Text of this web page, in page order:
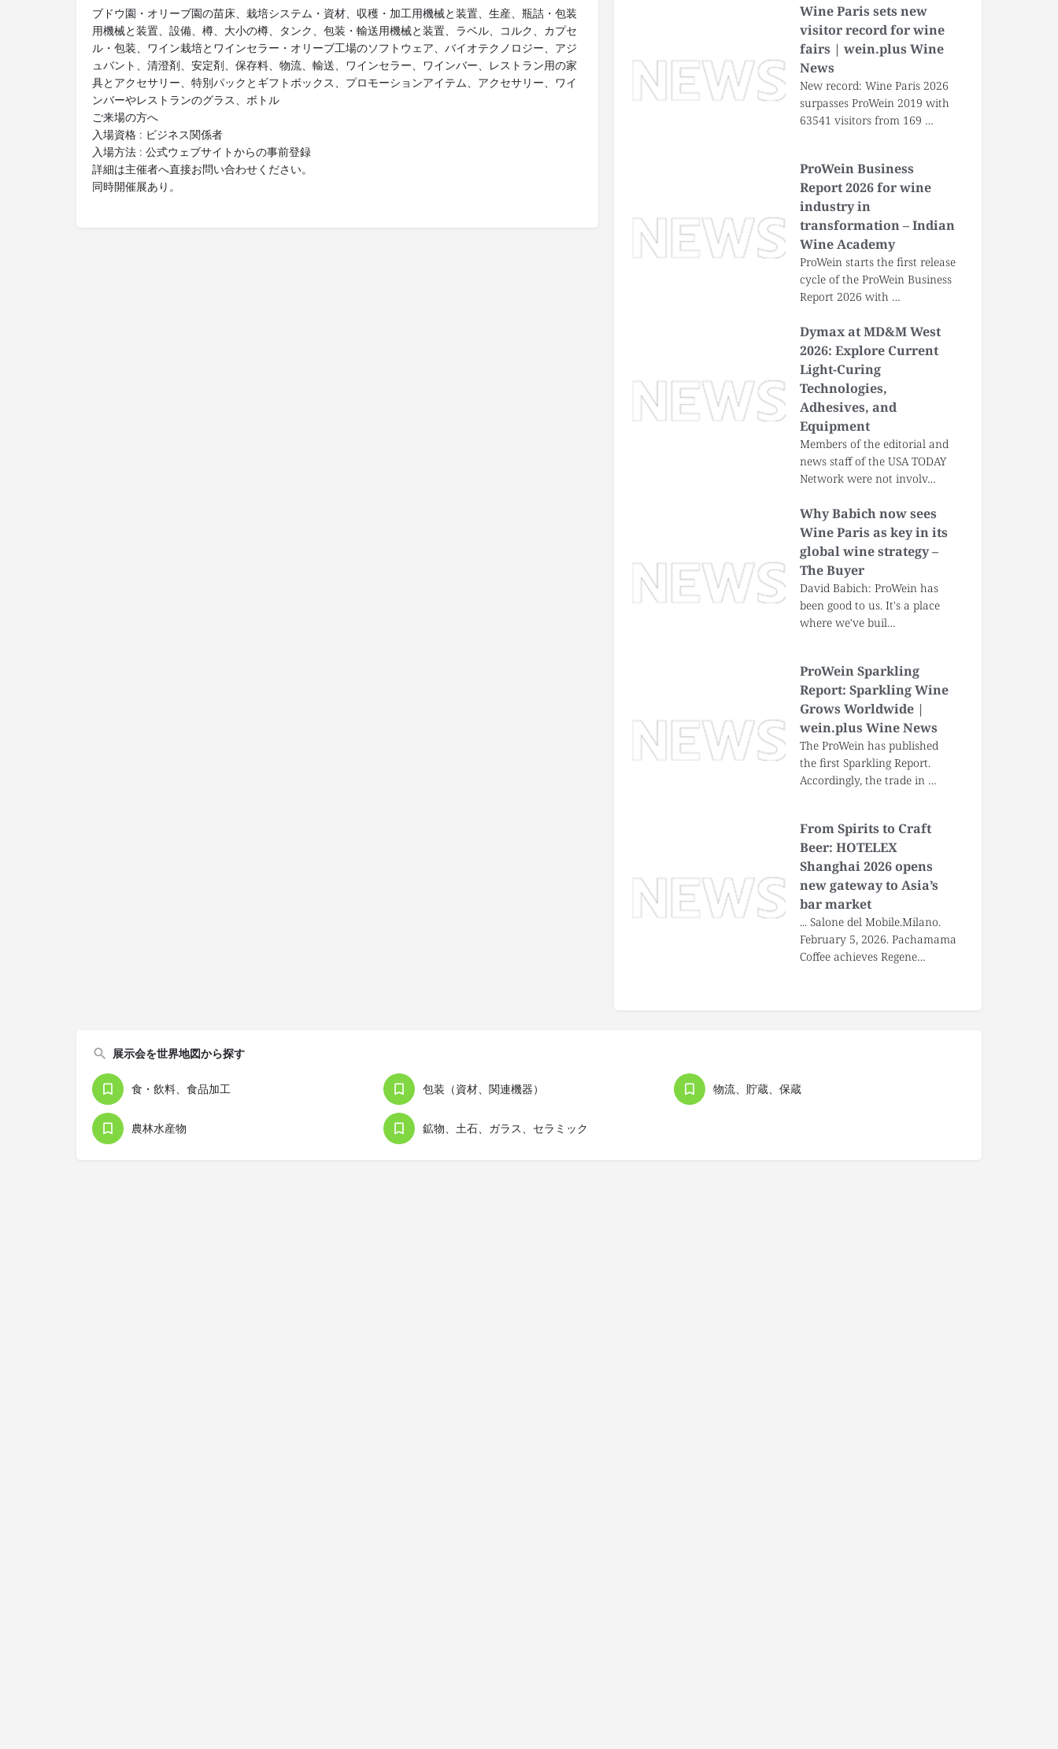
ブドウ園・オリーブ園の苗床、栽培システム・資材、収穫・加工用機械と装置、生産、瓶詰・包装
用機械と装置、設備、樽、大小の樽、タンク、包装・輸送用機械と装置、ラベル、コルク、カプセ
ル・包装、ワイン栽培とワインセラー・オリーブ工場のソフトウェア、バイオテクノロジー、アジ
ュバント、清澄剤、安定剤、保存料、物流、輸送、ワインセラー、ワインバー、レストラン用の家
具とアクセサリー、特別パックとギフトボックス、プロモーションアイテム、アクセサリー、ワイ
ンバーやレストランのグラス、ボトル
ご来場の方へ
入場資格 : ビジネス関係者
入場方法 : 公式ウェブサイトからの事前登録
詳細は主催者へ直接お問い合わせください。
同時開催展あり。
Wine Paris sets new
visitor record for wine
fairs | wein.plus Wine
News
New record: Wine Paris 2026
surpasses ProWein 2019 with
63541 visitors from 169 …
ProWein Business
Report 2026 for wine
industry in
transformation – Indian
Wine Academy
ProWein starts the first release
cycle of the ProWein Business
Report 2026 with …
Dymax at MD&M West
2026: Explore Current
Light-Curing
Technologies,
Adhesives, and
Equipment
Members of the editorial and
news staff of the USA TODAY
Network were not involv…
Why Babich now sees
Wine Paris as key in its
global wine strategy –
The Buyer
David Babich: ProWein has
been good to us. It's a place
where we've buil…
ProWein Sparkling
Report: Sparkling Wine
Grows Worldwide |
wein.plus Wine News
The ProWein has published
the first Sparkling Report.
Accordingly, the trade in …
From Spirits to Craft
Beer: HOTELEX
Shanghai 2026 opens
new gateway to Asia’s
bar market
... Salone del Mobile.Milano.
February 5, 2026. Pachamama
Coffee achieves Regene…
展示会を世界地図から探す
食・飲料、食品加工 包装（資材、関連機器） 物流、貯蔵、保蔵
農林水産物 鉱物、土石、ガラス、セラミック